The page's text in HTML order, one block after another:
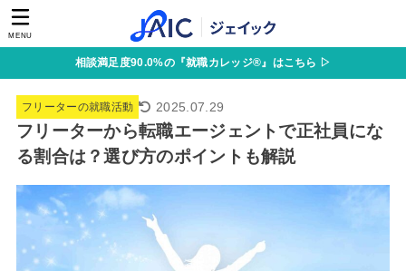
MENU
相談満足度90.0%の『就職カレッジ®』はこちら ▷
フリーターの就職活動 2025.07.29
フリーターから転職エージェントで正社員にな
る割合は？選び方のポイントも解説